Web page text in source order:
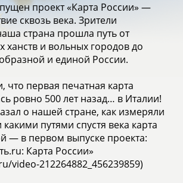
проект «Карта России» —
сквозь века. Зрители
страна прошла путь от
ханств и вольных городов до
и единой России.
что первая печатная карта
ровно 500 лет назад… в Италии!
о нашей стране, как измеряли
путями спустя века карта
— в первом выпуске проекта:
Карта России»
video-212264882_456239859)